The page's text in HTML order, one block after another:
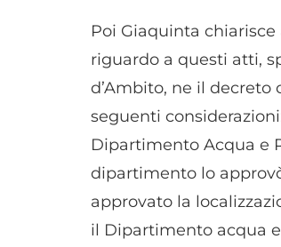
Poi Giaquinta
riguardo a questi atti,
d’Ambito, ne il decreto
seguenti
Dipartimento Acqua e
dipartimento lo
approvato la
il Dipartimento acqua